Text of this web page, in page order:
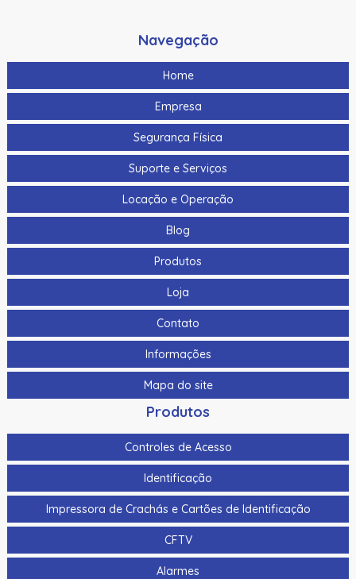
Navegação
Home
Empresa
Segurança Física
Suporte e Serviços
Locação e Operação
Blog
Produtos
Loja
Contato
Informações
Mapa do site
Produtos
Controles de Acesso
Identificação
Impressora de Crachás e Cartões de Identificação
CFTV
Alarmes